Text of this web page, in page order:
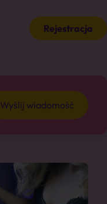
Rejestracja
Wyślij wiadomość